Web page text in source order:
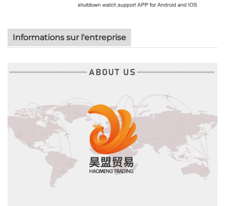
Informations sur l'entreprise